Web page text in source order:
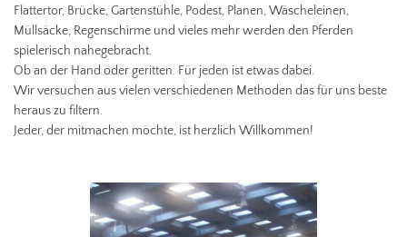
Flattertor, Brücke, Gartenstühle, Podest, Planen, Wäscheleinen,
Müllsäcke, Regenschirme und vieles mehr werden den Pferden
spielerisch nahegebracht.
Ob an der Hand oder geritten. Für jeden ist etwas dabei.
Wir versuchen aus vielen verschiedenen Methoden das für uns beste
heraus zu filtern.
Jeder, der mitmachen möchte, ist herzlich Willkommen!